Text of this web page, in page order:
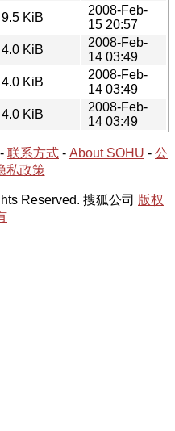
9.5 KiB
2008-Feb-
15 20:57
4.0 KiB
2008-Feb-
14 03:49
4.0 KiB
2008-Feb-
14 03:49
4.0 KiB
2008-Feb-
14 03:49
- 联系方式 - About SOHU - 公
私政策
Reserved. 搜狐公司 版权